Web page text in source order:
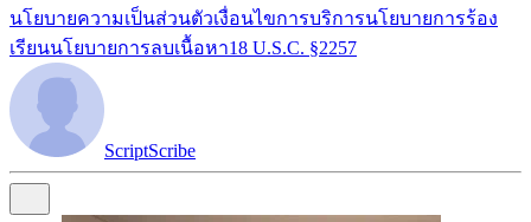
นโยบายความเป็นส่วนตัวเงื่อนไขการบริการนโยบายการร้อง
เรียนนโยบายการลบเนื้อหา18 U.S.C. §2257
ScriptScribe